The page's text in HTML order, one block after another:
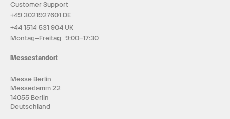
Customer Support
+49 3021927601 DE
+44 1514 531 904 UK
Montag–Freitag 9:00–17:30
Messestandort
Messe Berlin
Messedamm 22
14055 Berlin
Deutschland